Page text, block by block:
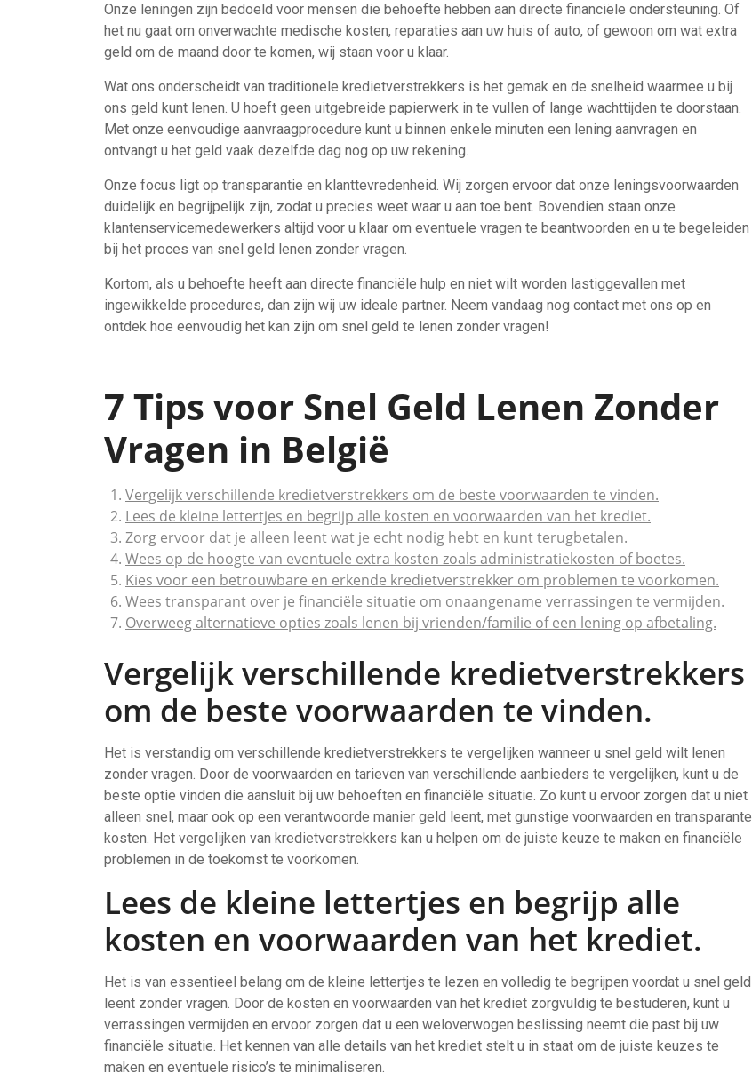
Onze leningen zijn bedoeld voor mensen die behoefte hebben aan directe financiële ondersteuning. Of
het nu gaat om onverwachte medische kosten, reparaties aan uw huis of auto, of gewoon om wat extra
geld om de maand door te komen, wij staan voor u klaar.
Wat ons onderscheidt van traditionele kredietverstrekkers is het gemak en de snelheid waarmee u bij
ons geld kunt lenen. U hoeft geen uitgebreide papierwerk in te vullen of lange wachttijden te doorstaan.
Met onze eenvoudige aanvraagprocedure kunt u binnen enkele minuten een lening aanvragen en
ontvangt u het geld vaak dezelfde dag nog op uw rekening.
Onze focus ligt op transparantie en klanttevredenheid. Wij zorgen ervoor dat onze leningsvoorwaarden
duidelijk en begrijpelijk zijn, zodat u precies weet waar u aan toe bent. Bovendien staan onze
klantenservicemedewerkers altijd voor u klaar om eventuele vragen te beantwoorden en u te begeleiden
bij het proces van snel geld lenen zonder vragen.
Kortom, als u behoefte heeft aan directe financiële hulp en niet wilt worden lastiggevallen met
ingewikkelde procedures, dan zijn wij uw ideale partner. Neem vandaag nog contact met ons op en
ontdek hoe eenvoudig het kan zijn om snel geld te lenen zonder vragen!
7 Tips voor Snel Geld Lenen Zonder
Vragen in België
Vergelijk verschillende kredietverstrekkers om de beste voorwaarden te vinden.
Lees de kleine lettertjes en begrijp alle kosten en voorwaarden van het krediet.
Zorg ervoor dat je alleen leent wat je echt nodig hebt en kunt terugbetalen.
Wees op de hoogte van eventuele extra kosten zoals administratiekosten of boetes.
Kies voor een betrouwbare en erkende kredietverstrekker om problemen te voorkomen.
Wees transparant over je financiële situatie om onaangename verrassingen te vermijden.
Overweeg alternatieve opties zoals lenen bij vrienden/familie of een lening op afbetaling.
Vergelijk verschillende kredietverstrekkers
om de beste voorwaarden te vinden.
Het is verstandig om verschillende kredietverstrekkers te vergelijken wanneer u snel geld wilt lenen
zonder vragen. Door de voorwaarden en tarieven van verschillende aanbieders te vergelijken, kunt u de
beste optie vinden die aansluit bij uw behoeften en financiële situatie. Zo kunt u ervoor zorgen dat u niet
alleen snel, maar ook op een verantwoorde manier geld leent, met gunstige voorwaarden en transparante
kosten. Het vergelijken van kredietverstrekkers kan u helpen om de juiste keuze te maken en financiële
problemen in de toekomst te voorkomen.
Lees de kleine lettertjes en begrijp alle
kosten en voorwaarden van het krediet.
Het is van essentieel belang om de kleine lettertjes te lezen en volledig te begrijpen voordat u snel geld
leent zonder vragen. Door de kosten en voorwaarden van het krediet zorgvuldig te bestuderen, kunt u
verrassingen vermijden en ervoor zorgen dat u een weloverwogen beslissing neemt die past bij uw
financiële situatie. Het kennen van alle details van het krediet stelt u in staat om de juiste keuzes te
maken en eventuele risico’s te minimaliseren.